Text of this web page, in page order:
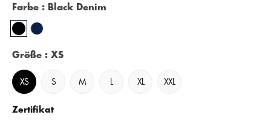
Farbe : Black Denim
Größe : XS
XS S M XL XXL
Zertifikat